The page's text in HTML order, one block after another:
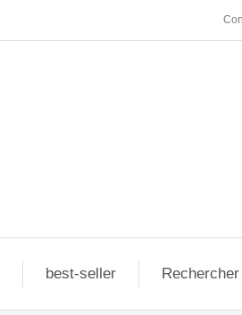
best-seller Rechercher